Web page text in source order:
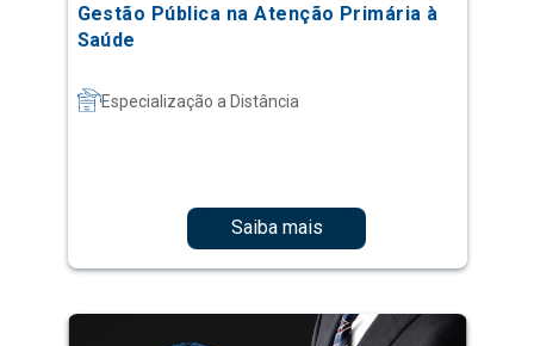
Gestão Pública na Atenção Primária à
Saúde
Especialização a Distância
Saiba mais